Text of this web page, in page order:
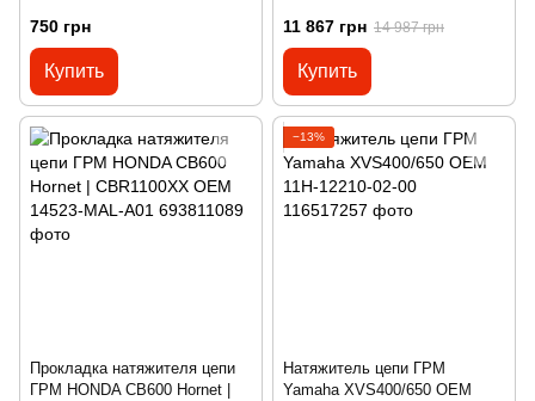
750 грн
Купить
11 867 грн 14 987 грн
Купить
Прокладка натяжителя цепи
ГРМ HONDA CB600 Hornet |
−13%
Натяжитель цепи ГРМ
Yamaha XVS400/650 OEM